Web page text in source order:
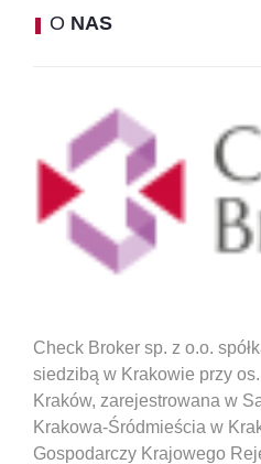
O NAS
Check Broker sp. z o.o.
siedzibą w Krakowie przy
Kraków, zarejestrowana w
Krakowa-Śródmieścia w
Gospodarczy Krajowego